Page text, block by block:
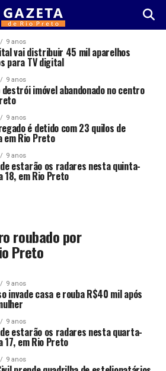
9 anos
vai distribuir 45 mil aparelhos
para TV digital
9 anos
destrói imóvel abandonado no centro
9 anos
é detido com 23 quilos de
em Rio Preto
9 anos
estarão os radares nesta quinta-
18, em Rio Preto
roubado por
Preto
9 anos
invade casa e rouba R$40 mil após
9 anos
estarão os radares nesta quarta-
17, em Rio Preto
9 anos